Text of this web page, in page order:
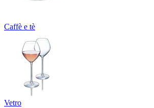
Caffè e tè
Vetro